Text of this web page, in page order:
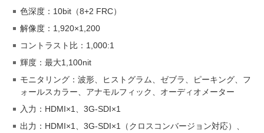
色深度：10bit（8+2 FRC）
解像度：1,920×1,200
コントラスト比：1,000:1
輝度：最大1,100nit
モニタリング：波形、ヒストグラム、ゼブラ、ピーキング、フ
ォールスカラー、アナモルフィック、オーディオメーター
入力：HDMI×1、3G-SDI×1
出力：HDMI×1、3G-SDI×1（クロスコンバージョン対応）、